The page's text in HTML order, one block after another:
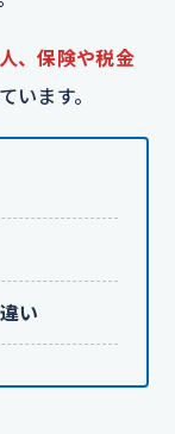
、保険や税金
います。
い